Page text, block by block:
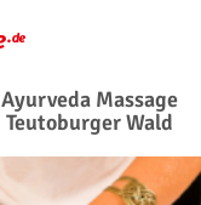
Ayurveda Massage
Teutoburger Wald